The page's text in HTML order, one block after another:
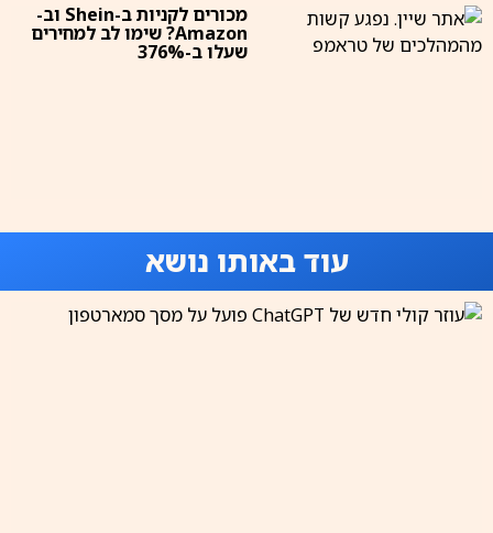
מכורים לקניות ב-Shein וב-
Amazon? שימו לב למחירים
שעלו ב-376%
עוד באותו נושא